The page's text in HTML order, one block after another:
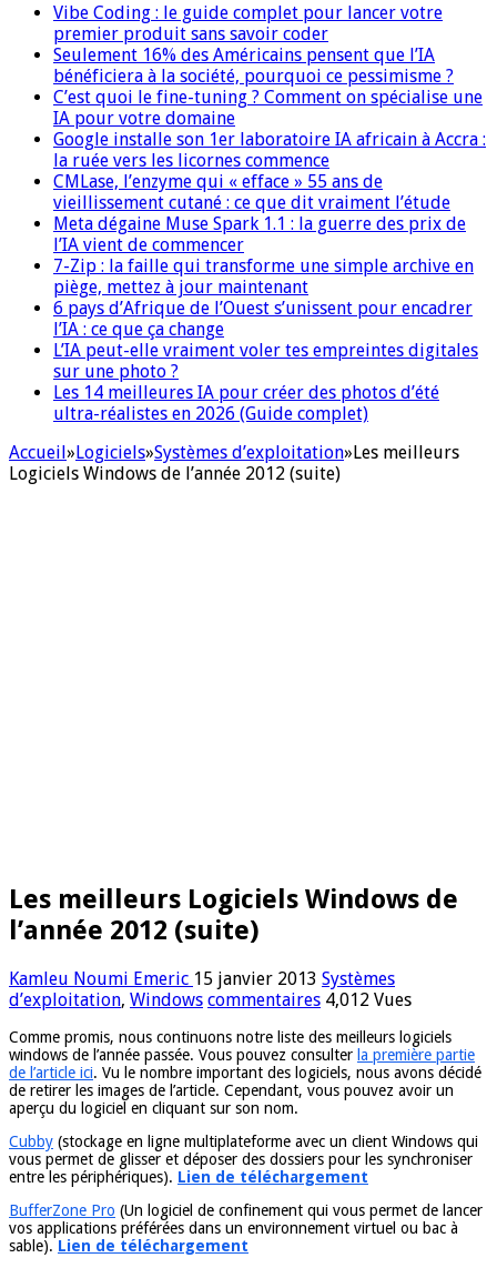
Vibe Coding : le guide complet pour lancer votre
premier produit sans savoir coder
Seulement 16% des Américains pensent que l’IA
bénéficiera à la société, pourquoi ce pessimisme ?
C’est quoi le fine-tuning ? Comment on spécialise une
IA pour votre domaine
Google installe son 1er laboratoire IA africain à Accra :
la ruée vers les licornes commence
CMLase, l’enzyme qui « efface » 55 ans de
vieillissement cutané : ce que dit vraiment l’étude
Meta dégaine Muse Spark 1.1 : la guerre des prix de
l’IA vient de commencer
7-Zip : la faille qui transforme une simple archive en
piège, mettez à jour maintenant
6 pays d’Afrique de l’Ouest s’unissent pour encadrer
l’IA : ce que ça change
L’IA peut-elle vraiment voler tes empreintes digitales
sur une photo ?
Les 14 meilleures IA pour créer des photos d’été
ultra-réalistes en 2026 (Guide complet)
Accueil»Logiciels»Systèmes d’exploitation»Les meilleurs
Logiciels Windows de l’année 2012 (suite)
Les meilleurs Logiciels Windows de
l’année 2012 (suite)
Kamleu Noumi Emeric 15 janvier 2013 Systèmes
d’exploitation, Windows commentaires 4,012 Vues
Comme promis, nous continuons notre liste des meilleurs logiciels
windows de l’année passée. Vous pouvez consulter la première partie
de l’article ici. Vu le nombre important des logiciels, nous avons décidé
de retirer les images de l’article. Cependant, vous pouvez avoir un
aperçu du logiciel en cliquant sur son nom.
Cubby (stockage en ligne multiplateforme avec un client Windows qui
vous permet de glisser et déposer des dossiers pour les synchroniser
entre les périphériques). Lien de téléchargement
BufferZone Pro (Un logiciel de confinement qui vous permet de lancer
vos applications préférées dans un environnement virtuel ou bac à
sable). Lien de téléchargement